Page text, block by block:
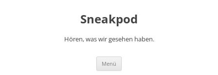
Sneakpod
Hören, was wir gesehen haben.
Menü